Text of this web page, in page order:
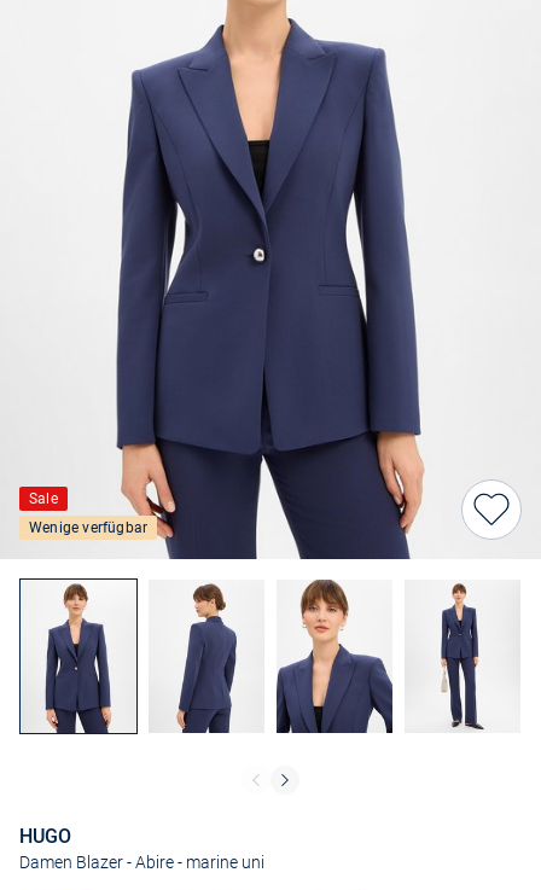
Sale
Wenige verfügbar
HUGO
Damen Blazer - Abire- marine uni